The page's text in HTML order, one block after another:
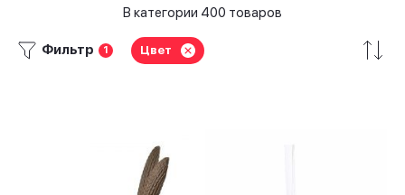
В категории 400 товаров
Фильтр 1 Цвет